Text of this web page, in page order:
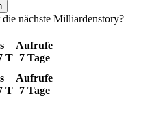
nächste Milliardenstory?
T
Aufrufe
7 Tage
T
Aufrufe
7 Tage